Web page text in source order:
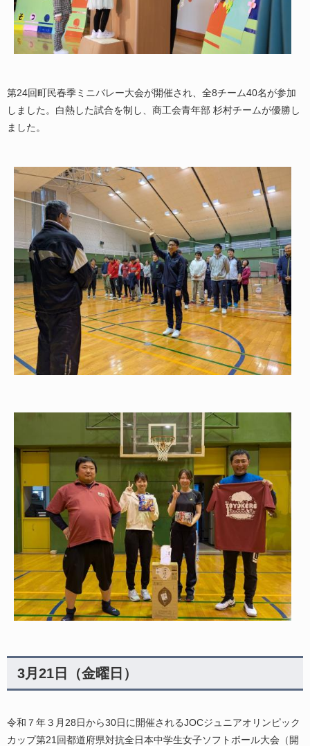
第24回町民春季ミニバレー大会が開催され、全8チーム40名が参加
しました。白熱した試合を制し、商工会青年部 杉村チームが優勝し
ました。
3月21日（金曜日）
令和７年３月28日から30日に開催されるJOCジュニアオリンピック
カップ第21回都道府県対抗全日本中学生女子ソフトボール大会（開